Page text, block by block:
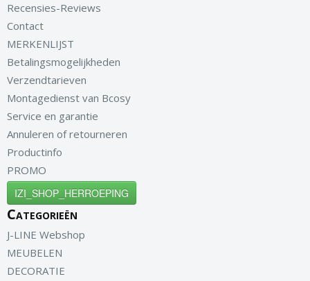
Recensies-Reviews
Contact
MERKENLIJST
Betalingsmogelijkheden
Verzendtarieven
Montagedienst van Bcosy
Service en garantie
Annuleren of retourneren
Productinfo
PROMO
IZI_SHOP_HERROEPING
Categorieën
J-LINE Webshop
MEUBELEN
DECORATIE